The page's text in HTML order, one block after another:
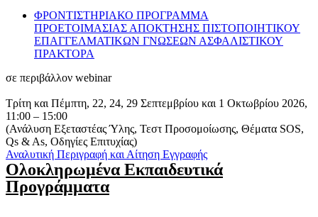
ΦΡΟΝΤΙΣΤΗΡΙΑΚΟ ΠΡΟΓΡΑΜΜΑ
ΠΡΟΕΤΟΙΜΑΣΙΑΣ ΑΠΟΚΤΗΣΗΣ ΠΙΣΤΟΠΟΙΗΤΙΚΟΥ
ΕΠΑΓΓΕΛΜΑΤΙΚΩΝ ΓΝΩΣΕΩΝ ΑΣΦΑΛΙΣΤΙΚΟΥ
ΠΡΑΚΤΟΡΑ
σε περιβάλλον webinar
Τρίτη και Πέμπτη, 22, 24, 29 Σεπτεμβρίου και 1 Οκτωβρίου 2026,
11:00 – 15:00
(Ανάλυση Εξεταστέας Ύλης, Τεστ Προσομοίωσης, Θέματα SOS,
Qs & As, Οδηγίες Επιτυχίας)
Αναλυτική Περιγραφή και Αίτηση Εγγραφής
Ολοκληρωμένα Εκπαιδευτικά
Προγράμματα​